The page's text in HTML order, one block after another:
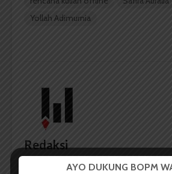
Yollah Adimurnia
Redaksi
Badan Otonom Pers Mahasiswa
AYO DUKUNG BOPM